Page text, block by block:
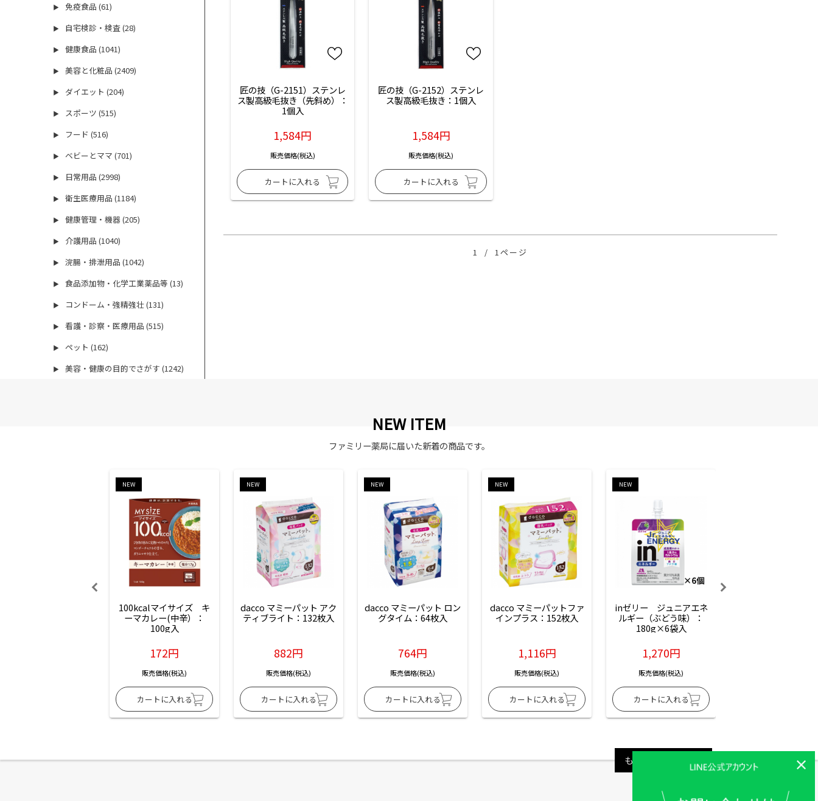
▶ 免疫食品 (61)
▶ 自宅検診・検査 (28)
▶ 健康食品 (1041)
▶ 美容と化粧品 (2409)
▶ ダイエット (204)
▶ スポーツ (515)
▶ フード (516)
▶ ベビーとママ (701)
▶ 日常用品 (2998)
▶ 衛生医療用品 (1184)
▶ 健康管理・機器 (205)
▶ 介護用品 (1040)
▶ 浣腸・排泄用品 (1042)
▶ 食品添加物・化学工業薬品等 (13)
▶ コンドーム・強精強壮 (131)
▶ 看護・診察・医療用品 (515)
▶ ペット (162)
▶ 美容・健康の目的でさがす (1242)
匠の技（G-2151）ステンレ
ス製高級毛抜き（先斜め）：
1個入
1,584円
販売価格(税込)
匠の技（G-2152）ステンレ
ス製高級毛抜き：1個入
1,584円
販売価格(税込)
1 / 1ページ
NEW ITEM
ファミリー薬局に届いた新着の商品です。
NEW
100kcalマイサイズ　キ
ーマカレー(中辛）：
100g入
172円
販売価格(税込)
NEW
dacco マミーパット アク
ティブライト：132枚入
882円
販売価格(税込)
NEW
dacco マミーパット ロン
グタイム：64枚入
764円
販売価格(税込)
NEW
dacco マミーパットファ
インプラス：152枚入
1,116円
販売価格(税込)
NEW
inゼリー　ジュニアエネ
ルギー（ぶどう味）：
180g×6袋入
1,270円
販売価格(税込)
もっと見る